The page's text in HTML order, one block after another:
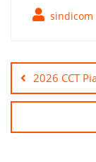
sindicom
de
Post2026 CCT